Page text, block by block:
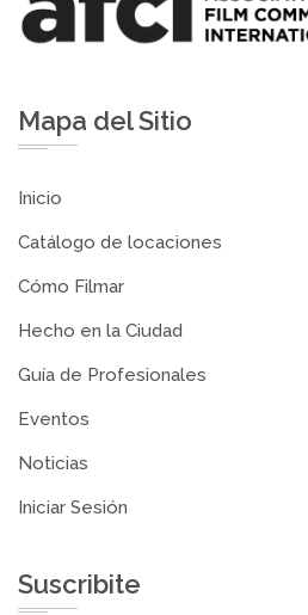
Mapa del Sitio
Inicio
Catálogo de locaciones
Cómo Filmar
Hecho en la Ciudad
Guía de Profesionales
Eventos
Noticias
Iniciar Sesión
Suscribite